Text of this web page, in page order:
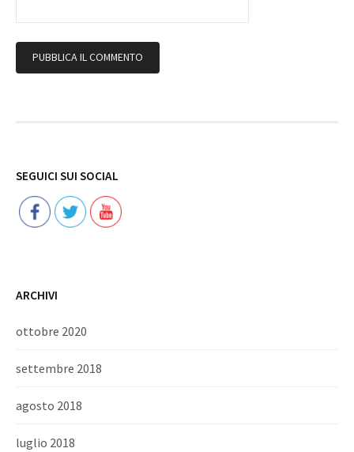
SEGUICI SUI SOCIAL
ARCHIVI
ottobre 2020
settembre 2018
agosto 2018
luglio 2018